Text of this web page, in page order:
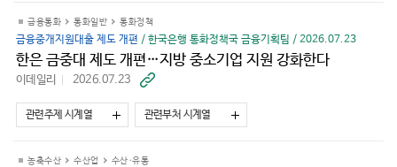
금융통화 통화일반 통화정책
금융중개지원대출 제도 개편 / 한국은행 통화정책국 금융기획팀 / 2026.07.23
한은 금중대 제도 개편…지방 중소기업 지원 강화한다
이데일리 2026.07.23
바
가
기
관련주제 시계열 관련부처 시계열
농축수산 수산업
수산·유통